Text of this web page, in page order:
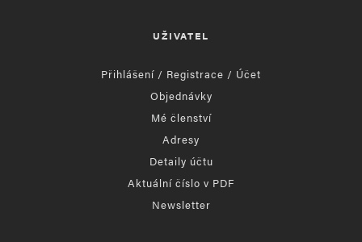
UŽIVATEL
Přihlášení / Registrace / Účet
Objednávky
Mé členství
Adresy
Detaily účtu
Aktuální číslo v PDF
Newsletter